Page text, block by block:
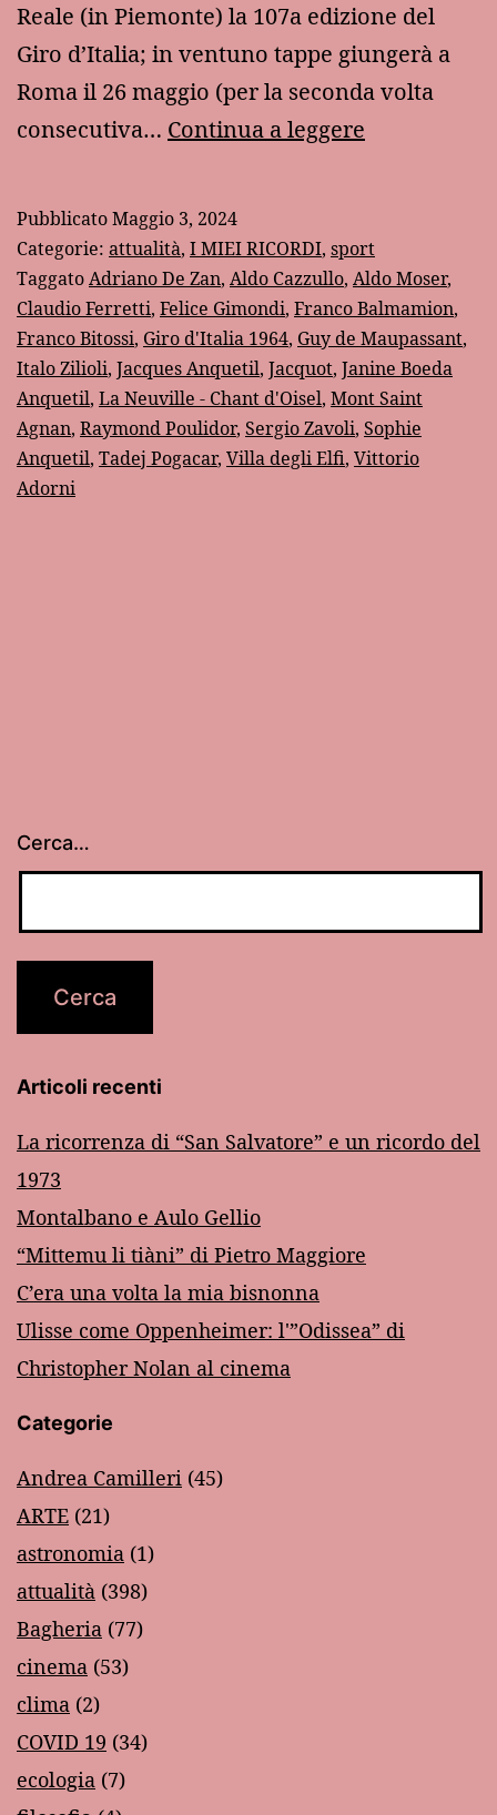
Reale (in Piemonte) la 107a edizione del
Giro d’Italia; in ventuno tappe giungerà a
Roma il 26 maggio (per la seconda volta
consecutiva… Continua a leggere
il
Giro
d’Italia
del
1964
PubblicatoMaggio 3, 2024
Categorie: attualità, I MIEI RICORDI, sport
TaggatoAdriano De Zan, Aldo Cazzullo, Aldo Moser,
Claudio Ferretti, Felice Gimondi, Franco Balmamion,
Franco Bitossi, Giro d'Italia 1964, Guy de Maupassant,
Italo Zilioli, Jacques Anquetil, Jacquot, Janine Boeda
Anquetil, La Neuville - Chant d'Oisel, Mont Saint
Agnan, Raymond Poulidor, Sergio Zavoli, Sophie
Anquetil, Tadej Pogacar, Villa degli Elfi, Vittorio
Adorni
Cerca…
Articoli recenti
La ricorrenza di “San Salvatore” e un ricordo del
1973
Montalbano e Aulo Gellio
“Mittemu li tiàni” di Pietro Maggiore
C’era una volta la mia bisnonna
Ulisse come Oppenheimer: l'”Odissea” di
Christopher Nolan al cinema
Categorie
Andrea Camilleri (45)
ARTE (21)
astronomia (1)
attualità (398)
Bagheria (77)
cinema (53)
clima (2)
COVID 19 (34)
ecologia (7)